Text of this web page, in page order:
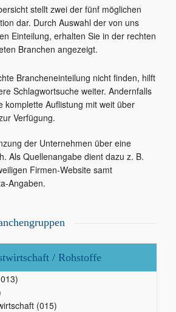
stellt zwei der fünf möglichen
dar. Durch Auswahl der von uns
Einteilung, erhalten Sie in der rechten
Branchen angezeigt.
Brancheneinteilung nicht finden, hilft
Schlagwortsuche weiter. Andernfalls
komplette Auflistung mit weit über
Verfügung.
der Unternehmen über eine
Als Quellenangabe dient dazu z. B.
Firmen-Website samt
Angaben.
/ Rohstoffe
(015)